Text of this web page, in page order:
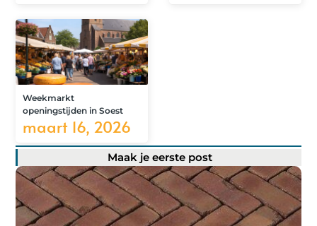
Weekmarkt
openingstijden in Soest
maart 16, 2026
Maak je eerste post